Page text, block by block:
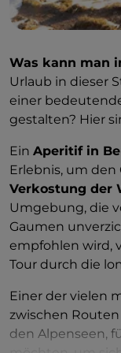
Was kann man
Urlaub in dieser
einer
gestalten? Hier
Ein Aperitif in
Erlebnis, um den
Verkostung der
Umgebung, die
Gaumen
empfohlen wird,
Tour durch die
Einer der vielen
zwischen
den Alpenseen,